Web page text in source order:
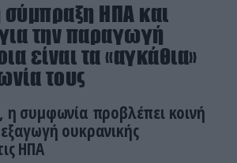
ΗΠΑ και
την παραγωγή
είναι τα «αγκάθια»
τους
συμφωνία προβλέπει κοινή
ουκρανικής
ΗΠΑ